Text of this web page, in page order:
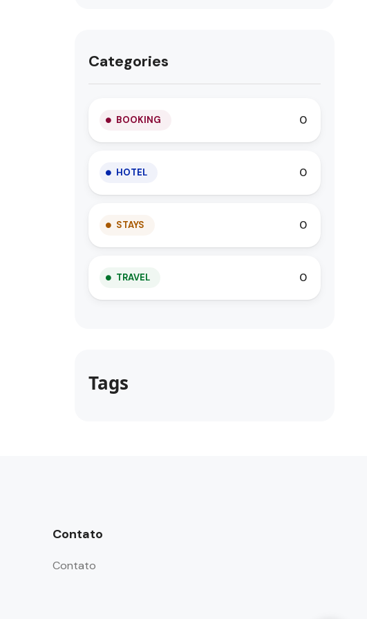
Categories
BOOKING 0
HOTEL 0
STAYS 0
TRAVEL 0
Tags
Contato
Contato